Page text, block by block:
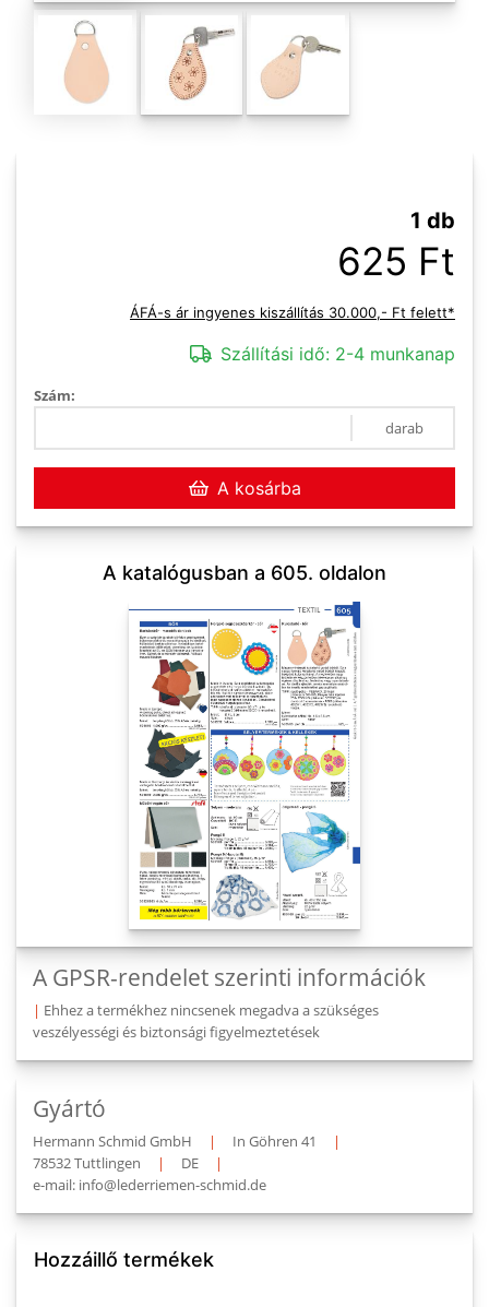
1 db
625 Ft
ÁFÁ-s ár ingyenes kiszállítás 30.000,- Ft felett*
Szállítási idő: 2-4 munkanap
Szám:
darab
A kosárba
A katalógusban a 605. oldalon
A GPSR-rendelet szerinti információk
| Ehhez a termékhez nincsenek megadva a szükséges
veszélyességi és biztonsági figyelmeztetések
Gyártó
Hermann Schmid GmbH | In Göhren 41
|
78532 Tuttlingen
| DE
|
e-mail: info@lederriemen-schmid.de
Hozzáillő termékek